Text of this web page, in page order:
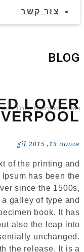
צור קשר
BLOG
ראשי »
Lover From Liverpool
LOVER
אוגוסט 19, 2015 gil
of the printing and
Ipsum has been the
since the 1500s,
a galley of type and
book. It has
also the leap into
unchanged.
the release. It is a